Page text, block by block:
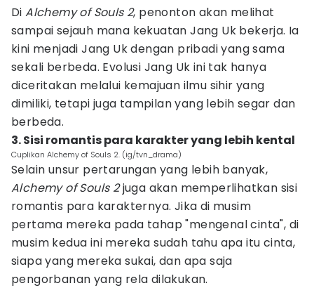
DiAlchemy of Souls 2, penonton akan melihat
sampai sejauh mana kekuatan Jang Uk bekerja. Ia
kini menjadi Jang Uk dengan pribadi yang sama
sekali berbeda. Evolusi Jang Uk ini tak hanya
diceritakan melalui kemajuan ilmu sihir yang
dimiliki, tetapi juga tampilan yang lebih segar dan
berbeda.
3. Sisi romantis para karakter yang lebih kental
Cuplikan Alchemy of Souls 2. (ig/tvn_drama)
Selain unsur pertarungan yang lebih banyak,
Alchemy of Souls 2juga akan memperlihatkan sisi
romantis para karakternya. Jika di musim
pertama mereka pada tahap "mengenal cinta", di
musim kedua ini mereka sudah tahu apa itu cinta,
siapa yang mereka sukai, dan apa saja
pengorbanan yang rela dilakukan.